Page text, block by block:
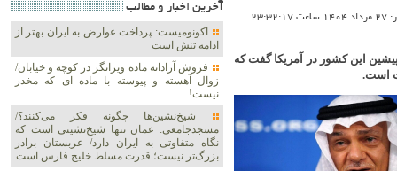
این کشور در آمریکا گفت که
است.
آخرين اخبار و مطالب
اکونومیست: پرداخت عوارض به ایران بهتر از
ادامه تنش است
فروش آزادانه ماده ویرانگر در کوچه و خیابان/
زوال آهسته و پیوسته با ماده ای که مخدر
نیست!
شیخ‌نشین‌ها چگونه فکر می‌کنند؟/
مسجدجامعی: عمان تنها شیخ‌نشینی است که
نگاه متفاوتی به ایران دارد/ عربستان برادر
بزرگ‌تر نیست؛ قدرت مسلط خلیج فارس است